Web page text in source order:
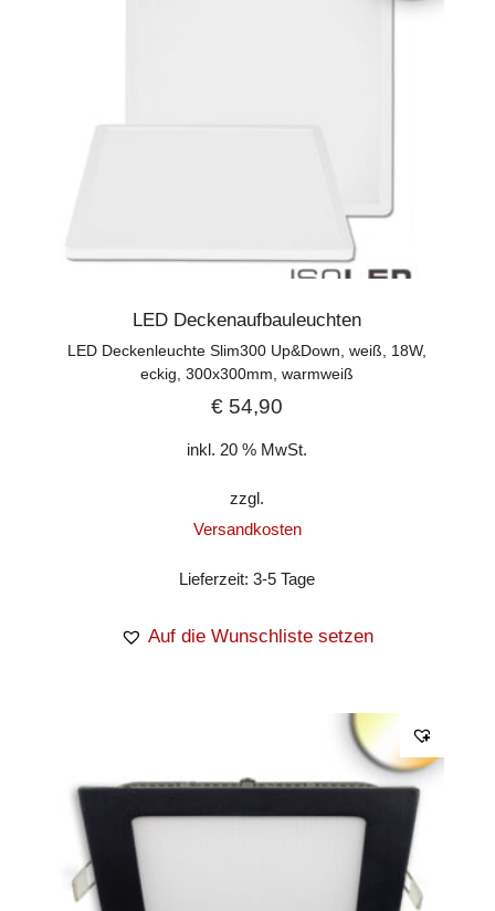
LED Deckenaufbauleuchten
LED Deckenleuchte Slim300 Up&Down, weiß, 18W,
eckig, 300x300mm, warmweiß
€ 54,90
inkl. 20 % MwSt.
zzgl.
Versandkosten
Lieferzeit:3-5 Tage
Auf die Wunschliste setzen